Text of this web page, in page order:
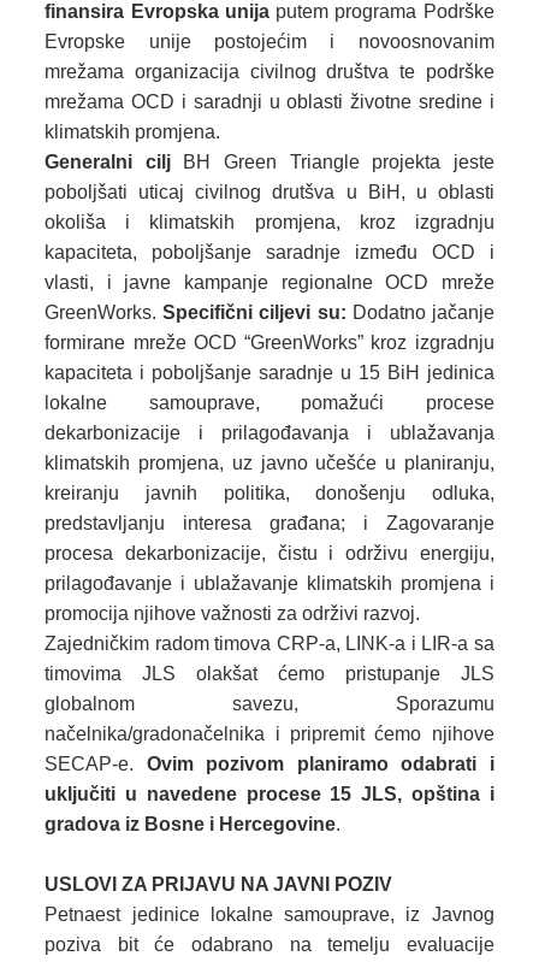
finansira Evropska unijaputem programa Podrške
Evropske unije postojećim i novoosnovanim
mrežama organizacija civilnog društva te podrške
mrežama OCD i saradnji u oblasti životne sredine i
klimatskih promjena.
Generalni ciljBH Green Triangle projekta jeste
poboljšati uticaj civilnog drutšva u BiH, u oblasti
okoliša i klimatskih promjena, kroz izgradnju
kapaciteta, poboljšanje saradnje između OCD i
vlasti, i javne kampanje regionalne OCD mreže
GreenWorks.Specifični ciljevi su: Dodatno jačanje
formirane mreže OCD “GreenWorks” kroz izgradnju
kapaciteta i poboljšanje saradnje u 15 BiH jedinica
lokalne samouprave, pomažući procese
dekarbonizacije i prilagođavanja i ublažavanja
klimatskih promjena, uz javno učešće u planiranju,
kreiranju javnih politika, donošenju odluka,
predstavljanju interesa građana; i Zagovaranje
procesa dekarbonizacije, čistu i održivu energiju,
prilagođavanje i ublažavanje klimatskih promjena i
promocija njihove važnosti za održivi razvoj.
Zajedničkim radom timova CRP-a, LINK-a i LIR-a sa
timovima JLS olakšat ćemo pristupanje JLS
globalnom savezu, Sporazumu
načelnika/gradonačelnika i pripremit ćemo njihove
SECAP-e. Ovim pozivom planiramo odabrati i
uključiti u navedene procese 15 JLS, opština i
gradova iz Bosne i Hercegovine.
USLOVI ZA PRIJAVU NA JAVNI POZIV
Petnaest jedinice lokalne samouprave, iz Javnog
poziva bit će odabrano na temelju evaluacije